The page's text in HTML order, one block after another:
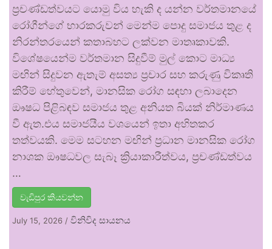
ප්‍රචණ්ඩත්වයට යොමු විය හැකි ද යන්න වර්තමානයේ
රෝගීන්ගේ භාරකරුවන් මෙන්ම පොදු සමාජය තුළ ද
නිරන්තරයෙන් කතාබහට ලක්වන මාතෘකාවකි.
විශේෂයෙන්ම වර්තමාන සිදුවීම් මුල් කොට මාධ්‍ය
මඟින් සිදුවන ඇතැම් අසත්‍ය ප්‍රචාර සහ කරුණු විකෘති
කිරීම් හේතුවෙන්, මානසික රෝග සඳහා ලබාදෙන
ඖෂධ පිළිබඳව සමාජය තුළ අනියත බියක් නිර්මාණය
වී ඇත.එය සමාජයීය වශයෙන් ඉතා අහිතකර
තත්වයකි. මෙම සටහන මඟින් ප්‍රධාන මානසික රෝග
නාශක ඖෂධවල සැබෑ ක්‍රියාකාරීත්වය, ප්‍රචණ්ඩත්වය
…
වැඩිපුර කියවන්න
July 15, 2026 / විනිවිද සායනය